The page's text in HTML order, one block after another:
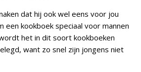
dat hij ook wel eens voor jou
een kookboek speciaal voor mannen
het in dit soort kookboeken
want zo snel zijn jongens niet